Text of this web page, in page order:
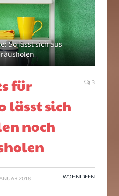
So lässt sich aus
für
lässt sich
noch
3
2018 WOHNIDEEN